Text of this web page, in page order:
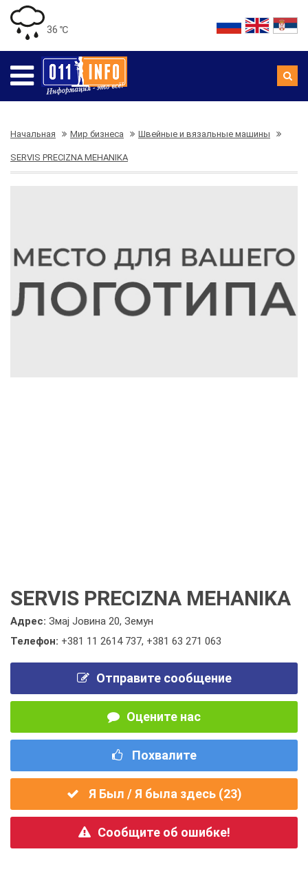
36 ℃
Начальная Мир бизнеса Швейные и вязальные машины
SERVIS PRECIZNA MEHANIKA
SERVIS PRECIZNA MEHANIKA
Адрес: Змај Јовина 20, Земун
Телефон: +381 11 2614 737, +381 63 271 063
Отправите сообщение
Оцените нас
Похвалите
Я Был / Я была здесь (23)
Сообщите об ошибке!